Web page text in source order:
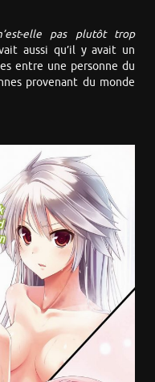
elle pas plutôt trop
aussi qu’il y avait un
entre une personne du
provenant du monde